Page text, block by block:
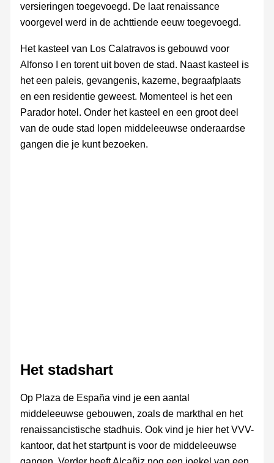
versieringen toegevoegd. De laat renaissance
voorgevel werd in de achttiende eeuw toegevoegd.
Het kasteel van Los Calatravos is gebouwd voor
Alfonso I en torent uit boven de stad. Naast kasteel is
het een paleis, gevangenis, kazerne, begraafplaats
en een residentie geweest. Momenteel is het een
Parador hotel. Onder het kasteel en een groot deel
van de oude stad lopen middeleeuwse onderaardse
gangen die je kunt bezoeken.
Het stadshart
Op Plaza de España vind je een aantal
middeleeuwse gebouwen, zoals de markthal en het
renaissancistische stadhuis. Ook vind je hier het VVV-
kantoor, dat het startpunt is voor de middeleeuwse